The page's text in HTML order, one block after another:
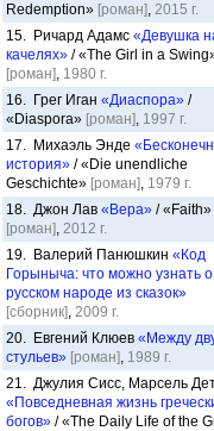
Redemption» [роман], 2015 г.
15. Ричард Адамс «Девушка
качелях» / «The Girl in a
[роман], 1980 г.
16. Грег Иган «Диаспора» /
«Diaspora» [роман], 1997 г.
17. Михаэль Энде
история» / «Die unendliche
Geschichte» [роман], 1979 г.
18. Джон Лав «Вера» / «Faith»
[роман], 2012 г.
19. Валерий Панюшкин «Код
Горыныча: что можно узнать о
русском народе из сказок»
[сборник], 2009 г.
20. Евгений Клюев «Между
стульев» [роман], 1989 г.
21. Джулия Сисс, Марсель
«Повседневная жизнь
богов» / «The Daily Life of the